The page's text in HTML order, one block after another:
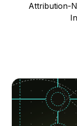
Attribution-